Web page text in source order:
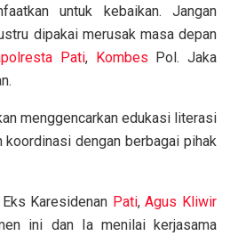
untuk kebaikan. Jangan
dipakai merusak masa depan
Pati, Kombes Pol. Jaka
menggencarkan edukasi literasi
koordinasi dengan berbagai pihak
Karesidenan Pati,Agus Kliwir
ini dan Ia menilai kerjasama